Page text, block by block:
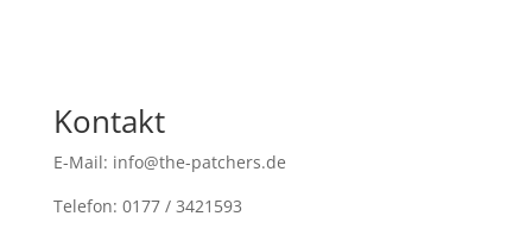
Kontakt
E-Mail: info@the-patchers.de
Telefon: 0177 / 3421593